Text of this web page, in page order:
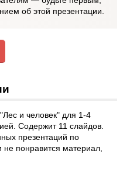
об этой презентации.
и человек" для 1-4
Содержит 11 слайдов.
презентаций по
понравится материал,